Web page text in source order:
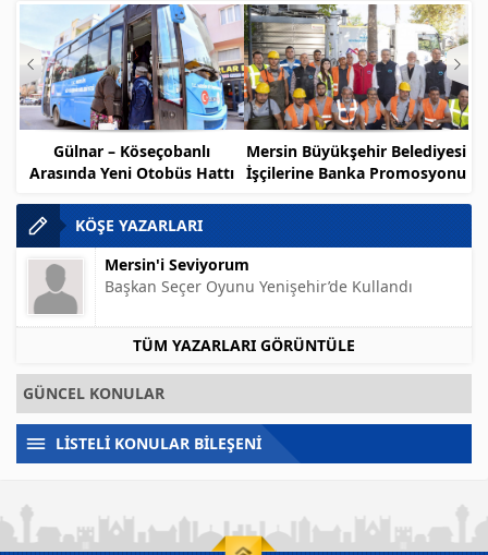
Gülnar – Köseçobanlı
Arasında Yeni Otobüs Hattı
Mersin Büyükşehir Belediyesi
İşçilerine Banka Promosyonu
KÖŞE YAZARLARI
Mersin'i Seviyorum
Başkan Seçer Oyunu Yenişehir’de Kullandı
TÜM YAZARLARI GÖRÜNTÜLE
GÜNCEL KONULAR
LİSTELİ KONULAR BİLEŞENİ